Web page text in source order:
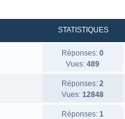
STATISTIQUES
Réponses: 0
Vues: 489
Réponses: 2
Vues: 12848
Réponses: 1